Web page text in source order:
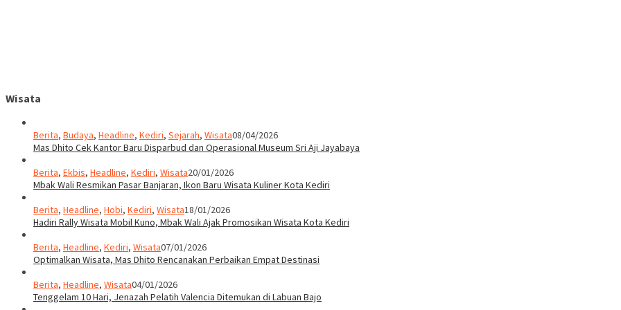
Wisata
Berita, Budaya, Headline, Kediri, Sejarah, Wisata08/04/2026
Mas Dhito Cek Kantor Baru Disparbud dan Operasional Museum Sri Aji Jayabaya
Berita, Ekbis, Headline, Kediri, Wisata20/01/2026
Mbak Wali Resmikan Pasar Banjaran, Ikon Baru Wisata Kuliner Kota Kediri
Berita, Headline, Hobi, Kediri, Wisata18/01/2026
Hadiri Rally Wisata Mobil Kuno, Mbak Wali Ajak Promosikan Wisata Kota Kediri
Berita, Headline, Kediri, Wisata07/01/2026
Optimalkan Wisata, Mas Dhito Rencanakan Perbaikan Empat Destinasi
Berita, Headline, Wisata04/01/2026
Tenggelam 10 Hari, Jenazah Pelatih Valencia Ditemukan di Labuan Bajo